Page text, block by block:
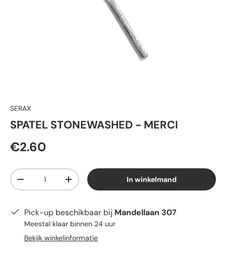
SERAX
SPATEL STONEWASHED - MERCI
€2.60
Aantal
-
+ In winkelmand
Pick-up beschikbaar bij Mandellaan 307
Meestal klaar binnen 24 uur
Bekijk winkelinformatie